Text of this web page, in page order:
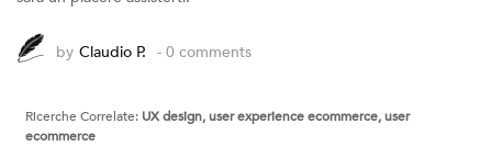
by Claudio P. - 0 comments
Ricerche Correlate: UX design, user experience ecommerce, user
ecommerce